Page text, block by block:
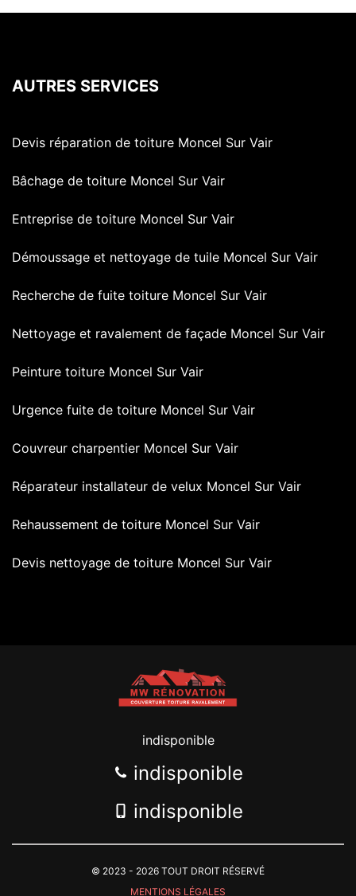
AUTRES SERVICES
Devis réparation de toiture Moncel Sur Vair
Bâchage de toiture Moncel Sur Vair
Entreprise de toiture Moncel Sur Vair
Démoussage et nettoyage de tuile Moncel Sur Vair
Recherche de fuite toiture Moncel Sur Vair
Nettoyage et ravalement de façade Moncel Sur Vair
Peinture toiture Moncel Sur Vair
Urgence fuite de toiture Moncel Sur Vair
Couvreur charpentier Moncel Sur Vair
Réparateur installateur de velux Moncel Sur Vair
Rehaussement de toiture Moncel Sur Vair
Devis nettoyage de toiture Moncel Sur Vair
indisponible
indisponible
indisponible
© 2023 - 2026 TOUT DROIT RÉSERVÉ
MENTIONS LÉGALES